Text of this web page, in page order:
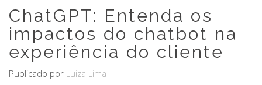
ChatGPT: Entenda os
impactos do chatbot na
experiência do cliente
Publicado por Luiza Lima